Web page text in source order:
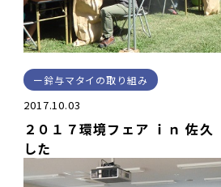
鈴与マタイの取り組み
2017.10.03
２０１７環境フェア ｉｎ 佐
した